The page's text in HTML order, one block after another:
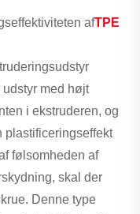
afTPE
med højt
i ekstruderen, og
plastificeringseffekt
følsomheden af
skal der
Denne type